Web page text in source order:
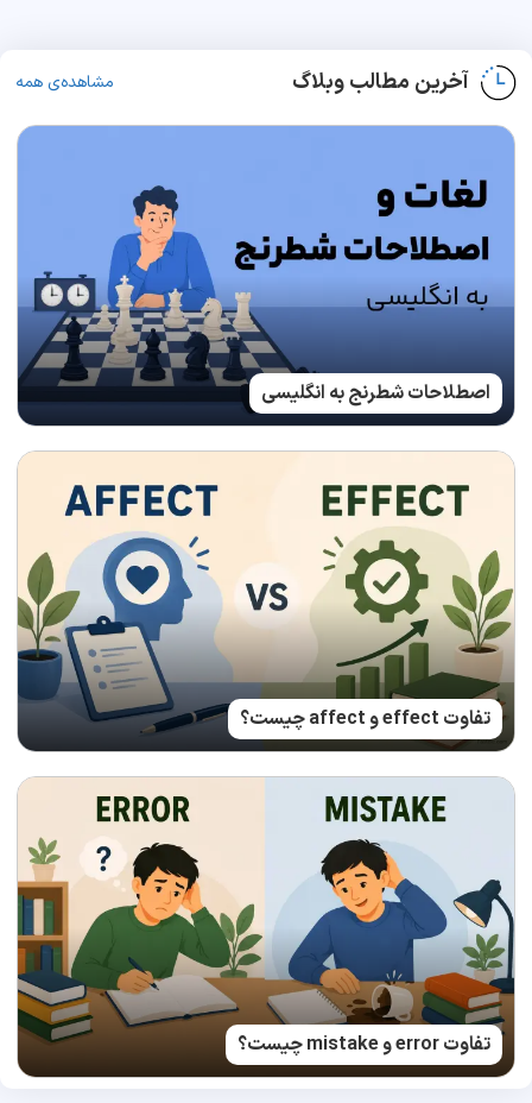
آخرین مطالب وبلاگ مشاهده‌ی همه
اصطلاحات شطرنج به انگلیسی
تفاوت effect و affect چیست؟
تفاوت error و mistake چیست؟